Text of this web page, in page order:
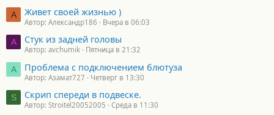
А Живет своей жизнью )
Автор: Александр186 Вчера в 06:03
A Стук из задней головы
Автор: avchumik Пятница в 21:32
А Проблема с подключением блютуза
Автор: Азамат727 Четверг в 13:30
S Скрип спереди в подвеске.
Автор: Stroitel20052005 Среда в 11:30